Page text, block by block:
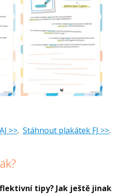
>>. Stáhnout plakátek FJ >>.
tipy? Jak ještě jinak